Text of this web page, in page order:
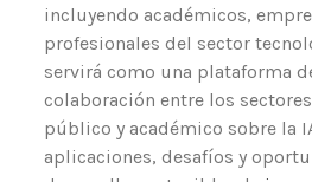
incluyendo académicos,
profesionales del sector
servirá como una plataforma
colaboración entre los
público y académico sobre la
aplicaciones, desafíos y